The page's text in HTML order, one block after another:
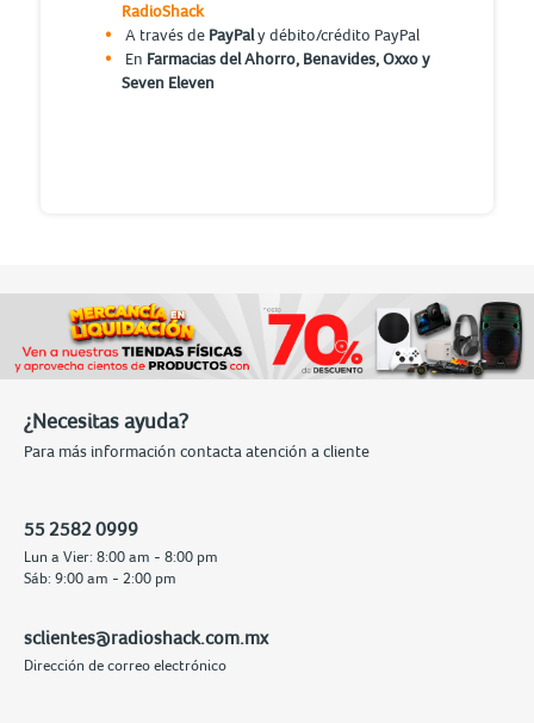
RadioShack
A través de PayPaly débito/crédito PayPal
En Farmacias del Ahorro, Benavides, Oxxo y
Seven Eleven
¿Necesitas ayuda?
Para más información contacta atención a cliente
55 2582 0999
Lun a Vier: 8:00 am - 8:00 pm
Sáb: 9:00 am - 2:00 pm
sclientes@radioshack.com.mx
Dirección de correo electrónico